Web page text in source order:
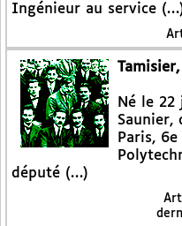
Ingénieur au service
Né le
Saunier,
Paris,
député (…)